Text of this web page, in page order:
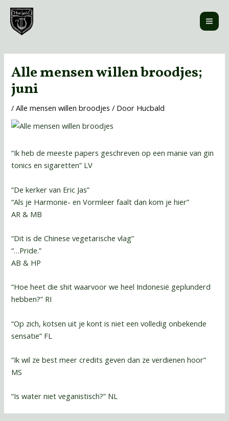
naar
Alle mensen willen broodjes;
juni
/Alle mensen willen broodjes / Door Hucbald
“Ik heb de meeste papers geschreven op een manie van gin
tonics en sigaretten” LV
“De kerker van Eric Jas”
“Als je Harmonie- en Vormleer faalt dan kom je hier”
AR & MB
“Dit is de Chinese vegetarische vlag”
“…Pride.”
AB & HP
“Hoe heet die shit waarvoor we heel Indonesië geplunderd
hebben?” RI
“Op zich, kotsen uit je kont is niet een volledig onbekende
sensatie” FL
“Ik wil ze best meer credits geven dan ze verdienen hoor”
MS
“Is water niet veganistisch?” NL